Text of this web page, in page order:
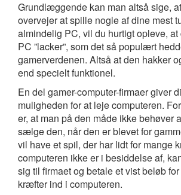
Grundlæggende kan man altså sige,
overvejer at spille nogle af dine mest
almindelig PC, vil du hurtigt opleve,
PC ”lacker”, som det så populært
gamerverdenen. Altså at den hakker
end specielt funktionel.
En del gamer-computer-firmaer giver
muligheden for at leje computeren.
er, at man på den måde ikke behøver
sælge den, når den er blevet for
vil have et spil, der har lidt for mange
computeren ikke er i besiddelse af,
sig til firmaet og betale et vist beløb
kræfter ind i computeren.